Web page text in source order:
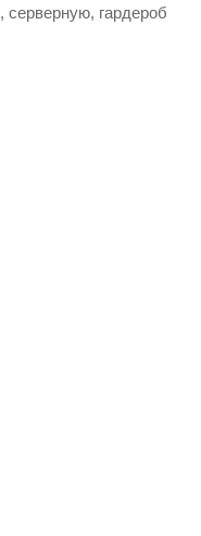
гардероб